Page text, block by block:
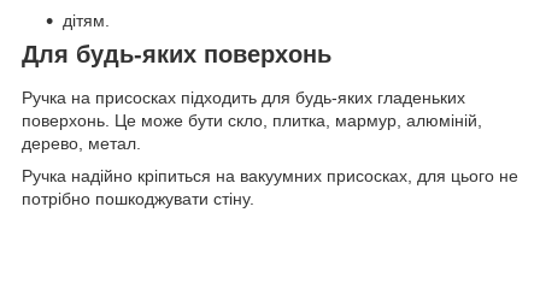
дітям.
Для будь-яких поверхонь
Ручка на присосках підходить для будь-яких гладеньких
поверхонь. Це може бути скло, плитка, мармур, алюміній,
дерево, метал.
Ручка надійно кріпиться на вакуумних присосках, для цього не
потрібно пошкоджувати стіну.